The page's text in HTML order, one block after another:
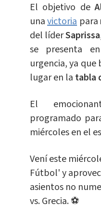
El objetivo de
unavictoria para
del líderSaprissa
se presenta
urgencia, ya
lugar en la tabla
El
programado
miércoles en el
Vení este
Fútbol' y
asientos no
vs. Grecia. ⚽️